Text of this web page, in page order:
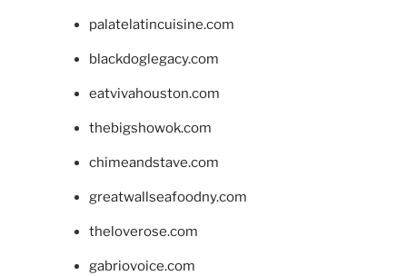
palatelatincuisine.com
blackdoglegacy.com
eatvivahouston.com
thebigshowok.com
chimeandstave.com
greatwallseafoodny.com
theloverose.com
gabriovoice.com